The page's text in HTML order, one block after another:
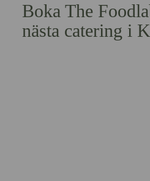
Boka The
nästa catering i